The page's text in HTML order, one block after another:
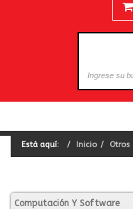
Está aquí: Inicio Otros
Computación Y Software